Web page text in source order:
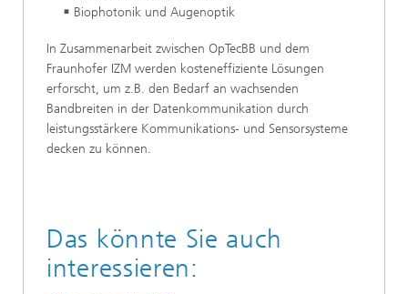
Biophotonik und Augenoptik
In Zusammenarbeit zwischen OpTecBB und dem
Fraunhofer IZM werden kosteneffiziente Lösungen
erforscht, um z.B. den Bedarf an wachsenden
Bandbreiten in der Datenkommunikation durch
leistungsstärkere Kommunikations- und Sensorsysteme
decken zu können.
Das könnte Sie auch
interessieren: